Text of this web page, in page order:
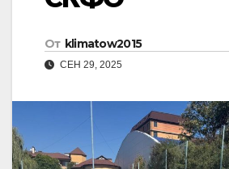
От klimatow2015
СЕН 29, 2025